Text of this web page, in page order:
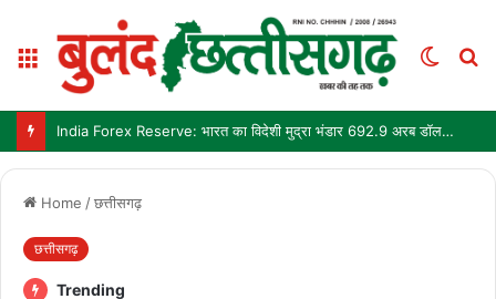
Menu
Switch
India Forex Reserve: भारत का विदेशी मुद्रा भंडार 692.9 अरब डॉलर पहुंचा, छह महीने में सबसे बड़ी साप्ताहिक बढ़त
Home /छत्तीसगढ़
छत्तीसगढ़
Trending